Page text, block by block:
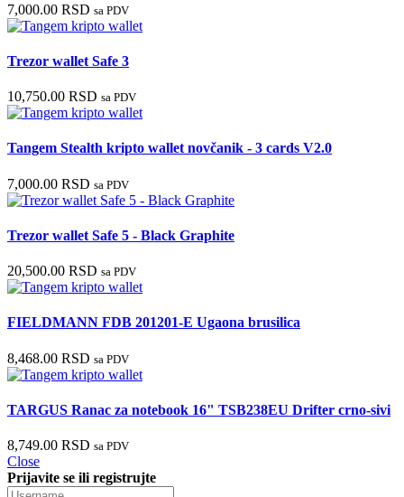
7,000.00 RSD sa PDV
Trezor wallet Safe 3
10,750.00 RSD sa PDV
Tangem Stealth kripto wallet novčanik - 3 cards V2.0
7,000.00 RSD sa PDV
Trezor wallet Safe 5 - Black Graphite
20,500.00 RSD sa PDV
FIELDMANN FDB 201201-E Ugaona brusilica
8,468.00 RSD sa PDV
TARGUS Ranac za notebook 16" TSB238EU Drifter crno-sivi
8,749.00 RSD sa PDV
Close
Prijavite se ili registrujte